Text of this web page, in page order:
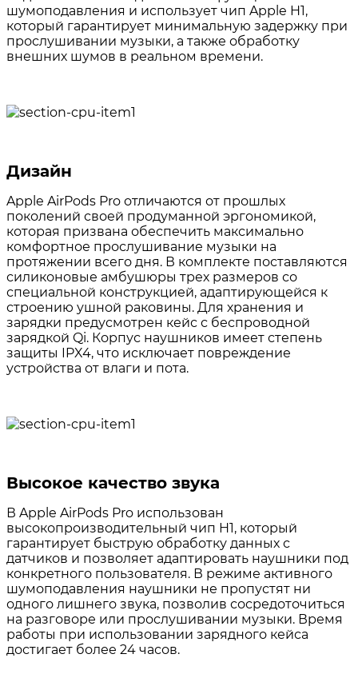
шумоподавления и использует чип Apple H1,
который гарантирует минимальную задержку при
прослушивании музыки, а также обработку
внешних шумов в реальном времени.
Дизайн
Apple AirPods Pro отличаются от прошлых
поколений своей продуманной эргономикой,
которая призвана обеспечить максимально
комфортное прослушивание музыки на
протяжении всего дня. В комплекте поставляются
силиконовые амбушюры трех размеров со
специальной конструкцией, адаптирующейся к
строению ушной раковины. Для хранения и
зарядки предусмотрен кейс с беспроводной
зарядкой Qi. Корпус наушников имеет степень
защиты IPX4, что исключает повреждение
устройства от влаги и пота.
Высокое качество звука
В Apple AirPods Pro использован
высокопроизводительный чип H1, который
гарантирует быструю обработку данных с
датчиков и позволяет адаптировать наушники под
конкретного пользователя. В режиме активного
шумоподавления наушники не пропустят ни
одного лишнего звука, позволив сосредоточиться
на разговоре или прослушивании музыки. Время
работы при использовании зарядного кейса
достигает более 24 часов.